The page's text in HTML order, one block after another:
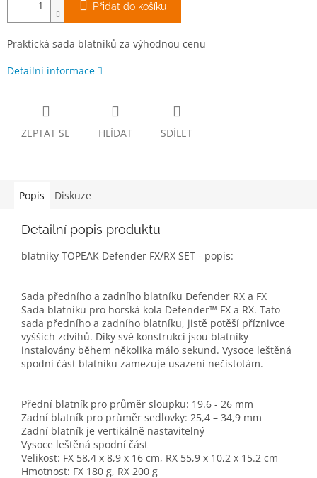
Přidat do košíku
Praktická sada blatníků za výhodnou cenu
Detailní informace
ZEPTAT SE HLÍDAT SDÍLET
Popis Diskuze
Detailní popis produktu
blatníky TOPEAK Defender FX/RX SET - popis:
Sada předního a zadního blatníku Defender RX a FX
Sada blatníku pro horská kola Defender™ FX a RX. Tato
sada předního a zadního blatníku, jistě potěší příznivce
vyšších zdvihů. Díky své konstrukci jsou blatníky
instalovány během několika málo sekund. Vysoce leštěná
spodní část blatníku zamezuje usazení nečistotám.
Přední blatník pro průměr sloupku: 19.6 - 26 mm
Zadní blatník pro průměr sedlovky: 25,4 – 34,9 mm
Zadní blatník je vertikálně nastavitelný
Vysoce leštěná spodní část
Velikost: FX 58,4 x 8,9 x 16 cm, RX 55,9 x 10,2 x 15.2 cm
Hmotnost: FX 180 g, RX 200 g